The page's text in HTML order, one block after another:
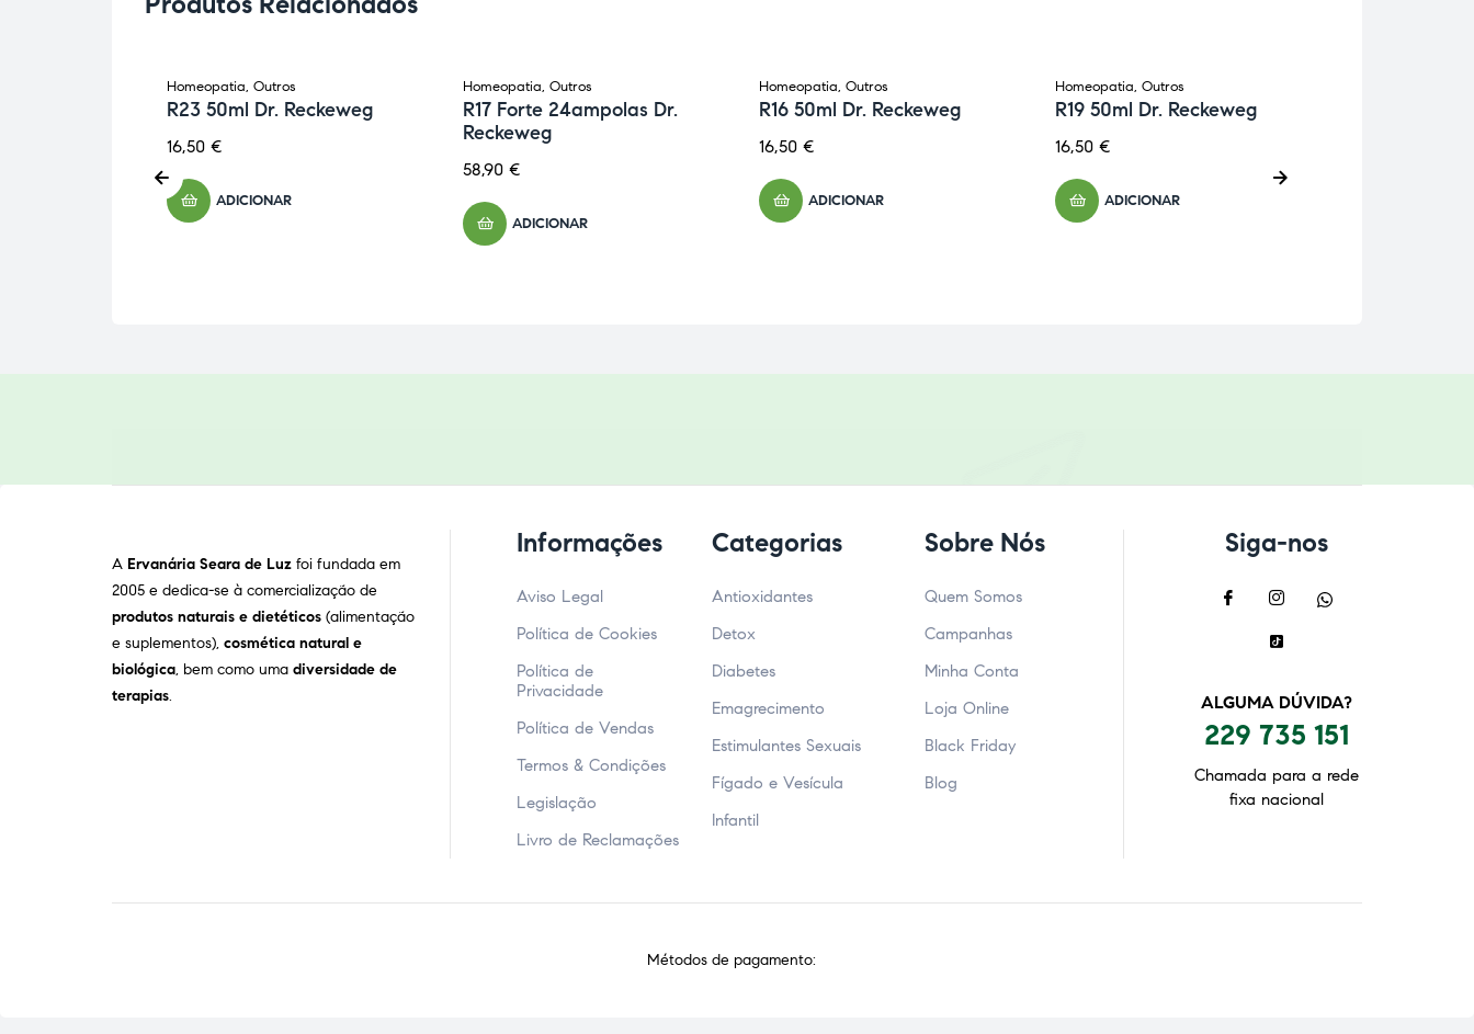
Homeopatia, Outros
R23 50ml Dr. Reckeweg
16,50 €
ADICIONAR
Homeopatia, Outros
R17 Forte 24ampolas Dr.
Reckeweg
58,90 €
ADICIONAR
Homeopatia, Outros
R16 50ml Dr. Reckeweg
16,50 €
ADICIONAR
Homeopatia, Outros
R19 50ml Dr. Reckeweg
16,50 €
ADICIONAR
A Ervanária Seara de Luz foi fundada em
2005 e dedica-se à comercialização de
produtos naturais e dietéticos (alimentação
e suplementos), cosmética natural e
biológica, bem como uma diversidade de
terapias.
Informações
Aviso Legal
Política de Cookies
Política de
Privacidade
Política de Vendas
Termos & Condições
Legislação
Livro de Reclamações
Categorias
Antioxidantes
Detox
Diabetes
Emagrecimento
Estimulantes Sexuais
Fígado e Vesícula
Infantil
Sobre Nós
Quem Somos
Campanhas
Minha Conta
Loja Online
Black Friday
Blog
Siga-nos
ALGUMA DÚVIDA?
229 735 151
Chamada para a rede
fixa nacional
Métodos de pagamento: